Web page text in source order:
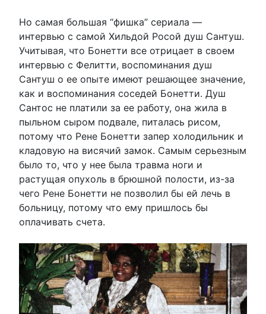
Но самая большая “фишка” сериала —
интервью с самой Хильдой Росой душ Сантуш.
Учитывая, что Бонетти все отрицает в своем
интервью с Фелитти, воспоминания душ
Сантуш о ее опыте имеют решающее значение,
как и воспоминания соседей Бонетти. Душ
Сантос не платили за ее работу, она жила в
пыльном сыром подвале, питалась рисом,
потому что Рене Бонетти запер холодильник и
кладовую на висячий замок. Самым серьезным
было то, что у нее была травма ноги и
растущая опухоль в брюшной полости, из-за
чего Рене Бонетти не позволил бы ей лечь в
больницу, потому что ему пришлось бы
оплачивать счета.